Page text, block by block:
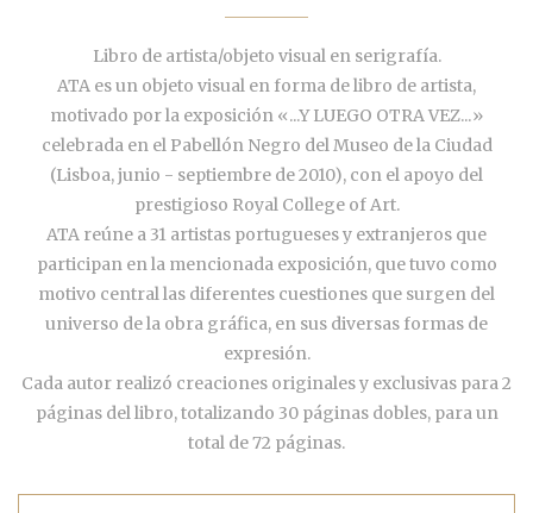
Libro de artista/objeto visual en serigrafía.
ATA es un objeto visual en forma de libro de artista,
motivado por la exposición «...Y LUEGO OTRA VEZ...»
celebrada en el Pabellón Negro del Museo de la Ciudad
(Lisboa, junio - septiembre de 2010), con el apoyo del
prestigioso Royal College of Art.
ATA reúne a 31 artistas portugueses y extranjeros que
participan en la mencionada exposición, que tuvo como
motivo central las diferentes cuestiones que surgen del
universo de la obra gráfica, en sus diversas formas de
expresión.
Cada autor realizó creaciones originales y exclusivas para 2
páginas del libro, totalizando 30 páginas dobles, para un
total de 72 páginas.